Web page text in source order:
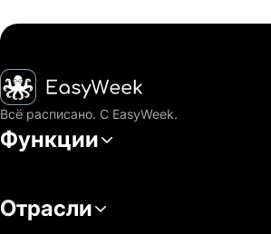
Главная
Всё расписано. С EasyWeek.
Функции
Отрасли